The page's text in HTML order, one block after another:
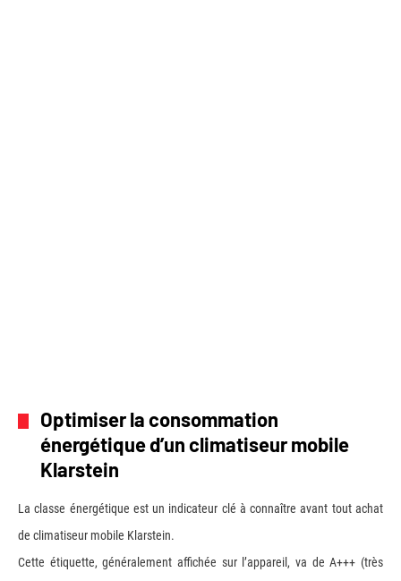
Optimiser la consommation
énergétique d’un climatiseur mobile
Klarstein
La classe énergétique est un indicateur clé à connaître avant tout achat
de climatiseur mobile Klarstein.
Cette étiquette, généralement affichée sur l’appareil, va de A+++ (très